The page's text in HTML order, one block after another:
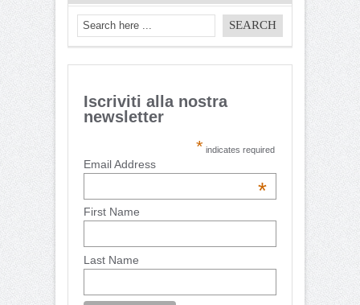
Iscriviti alla nostra
newsletter
* indicates required
Email Address
*
First Name
Last Name